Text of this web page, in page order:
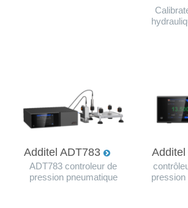
Additel ADT783
ADT783 controleur de
pression pneumatique
pression